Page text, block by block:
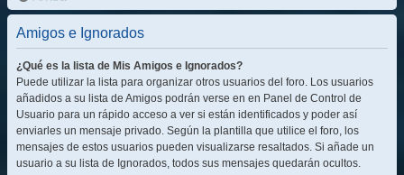
Amigos e Ignorados
¿Qué es la lista de Mis Amigos e Ignorados?
Puede utilizar la lista para organizar otros usuarios del foro. Los usuarios
añadidos a su lista de Amigos podrán verse en en Panel de Control de
Usuario para un rápido acceso a ver si están identificados y poder así
enviarles un mensaje privado. Según la plantilla que utilice el foro, los
mensajes de estos usuarios pueden visualizarse resaltados. Si añade un
usuario a su lista de Ignorados, todos sus mensajes quedarán ocultos.